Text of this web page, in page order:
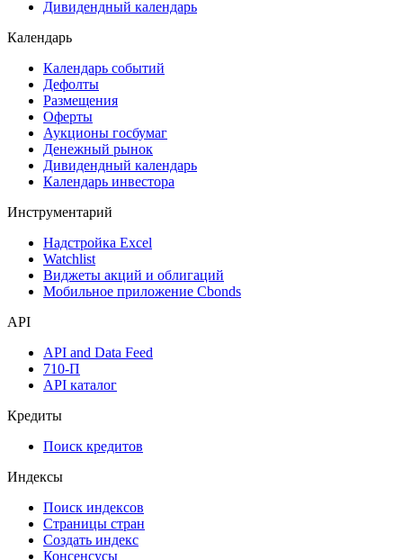
Дивидендный календарь
Календарь
Календарь событий
Дефолты
Размещения
Оферты
Денежный рынок
Календарь инвестора
Инструментарий
Мобильное приложение Cbonds
API
API and Data Feed
API каталог
Кредиты
Поиск кредитов
Индексы